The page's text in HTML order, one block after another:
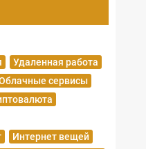
Удаленная работа
сервисы
Интернет вещей